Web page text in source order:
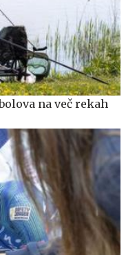
na več rekah